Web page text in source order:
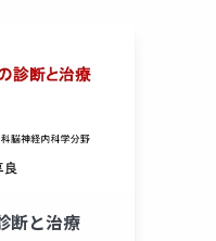
断と治療